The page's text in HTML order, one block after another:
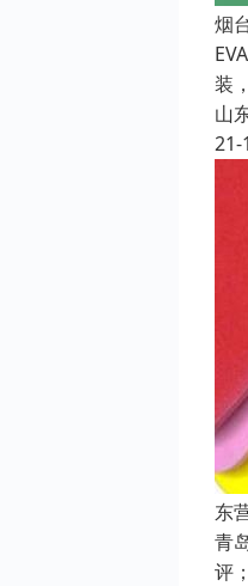
烟
装
山
21-
东
青
评